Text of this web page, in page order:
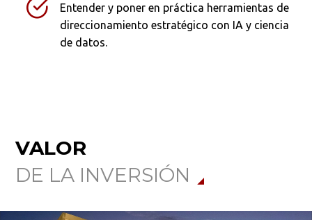
Entender y poner en práctica herramientas de
direccionamiento estratégico con IA y ciencia
de datos.
VALOR
DE LA INVERSIÓN